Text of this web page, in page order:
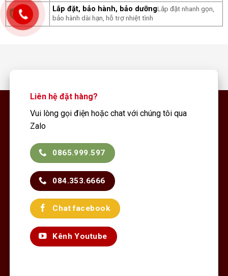
Lắp đặt, bảo hành, bảo dưỡngLắp đặt nhanh gọn,
bảo hành dài hạn, hỗ trợ nhiệt tình
Liên hệ đặt hàng?
Vui lòng gọi điện hoặc chat với chúng tôi qua
Zalo
0865.999.597
084.353.6666
Chat facebook
Kênh Youtube